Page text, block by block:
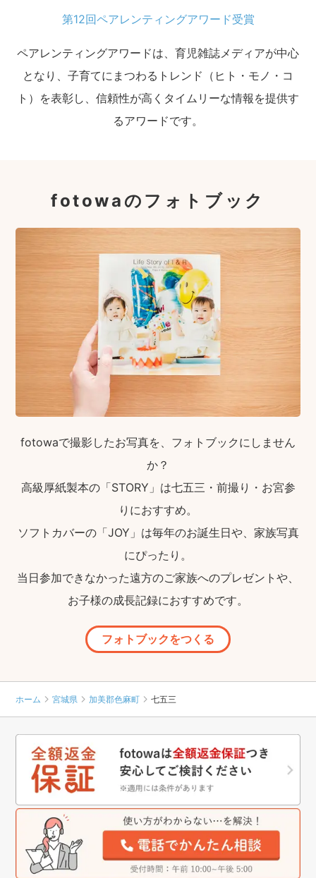
第12回ペアレンティングアワード受賞
ペアレンティングアワードは、育児雑誌メディアが中心
となり、子育てにまつわるトレンド（ヒト・モノ・コ
ト）を表彰し、信頼性が高くタイムリーな情報を提供す
るアワードです。
fotowaのフォトブック
fotowaで撮影したお写真を、フォトブックにしません
か？
高級厚紙製本の「STORY」は七五三・前撮り・お宮参
りにおすすめ。
ソフトカバーの「JOY」は毎年のお誕生日や、家族写真
にぴったり。
当日参加できなかった遠方のご家族へのプレゼントや、
お子様の成長記録におすすめです。
フォトブックをつくる
ホーム 宮城県 加美郡色麻町 七五三